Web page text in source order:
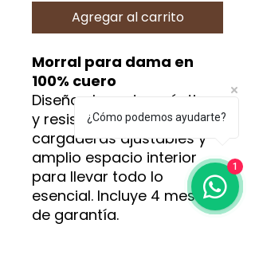
Agregar al carrito
Morral para dama en
100% cuero
Diseño elegante, práctico
y resistente. Con
cargaderas ajustables y
amplio espacio interior
para llevar todo lo
esencial. Incluye 4 meses
de garantía.
¿Cómo podemos ayudarte?
1